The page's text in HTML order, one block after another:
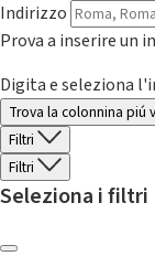
Indirizzo
Prova a inserire un
Digita e seleziona
Trova la colonnina piú
Filtri
Filtri
Seleziona i filtri